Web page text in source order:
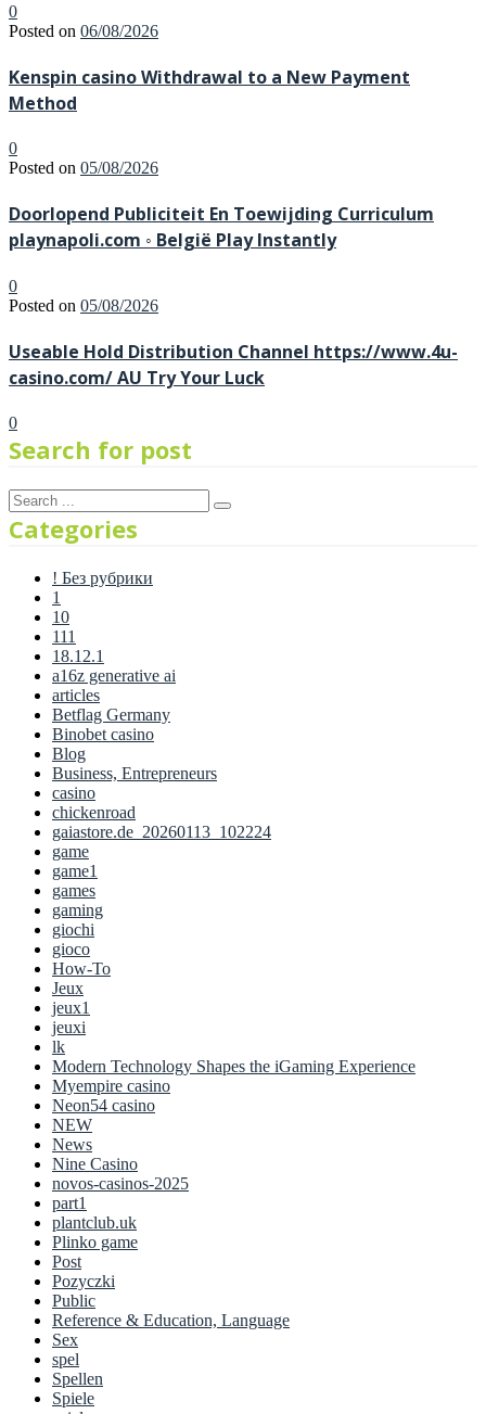
0
Posted on 06/08/2026
Kenspin casino Withdrawal to a New Payment
Method
0
Posted on 05/08/2026
Doorlopend Publiciteit En Toewijding Curriculum
playnapoli.com ◦ België Play Instantly
0
Posted on 05/08/2026
Useable Hold Distribution Channel https://www.4u-
casino.com/ AU Try Your Luck
0
Search for post
Categories
! Без рубрики
1
10
111
18.12.1
a16z generative ai
articles
Betflag Germany
Binobet casino
Blog
Business, Entrepreneurs
casino
chickenroad
gaiastore.de_20260113_102224
game
game1
games
gaming
giochi
gioco
How-To
Jeux
jeux1
jeuxi
lk
Modern Technology Shapes the iGaming Experience
Myempire casino
Neon54 casino
NEW
News
Nine Casino
novos-casinos-2025
part1
plantclub.uk
Plinko game
Post
Pozyczki
Public
Reference & Education, Language
Sex
spel
Spellen
Spiele